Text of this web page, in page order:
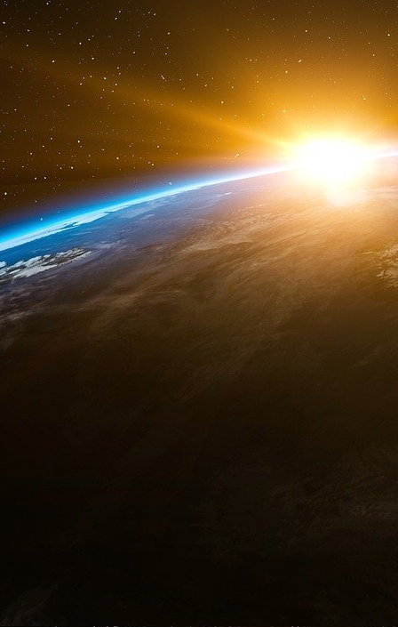
à la prochaine élection présidentielle, même
Quand le fruit est mûr, il faut le cueillir pourri.
Geopolintel 1 er avril 2025